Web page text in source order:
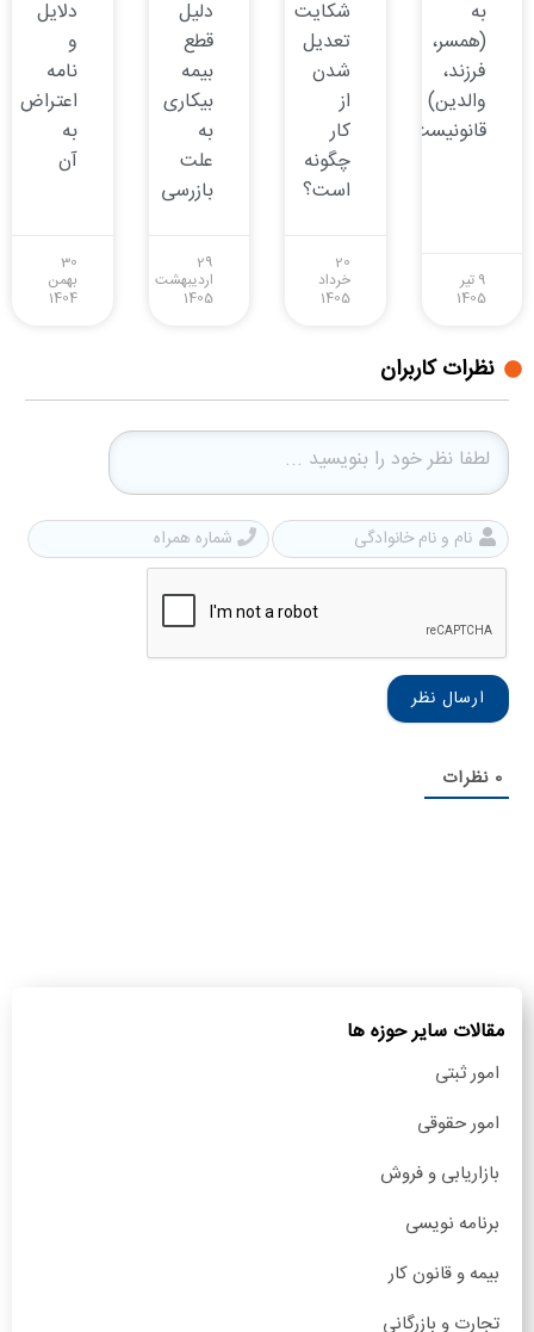
به
(همسر،
فرزند،
والدین)
قانونیست؟
9 تیر
1405
شکایت
تعدیل
شدن
از
کار
چگونه
است؟
20
خرداد
1405
دلیل
قطع
بیمه
بیکاری
به
علت
بازرسی
29
اردیبهشت
1405
دلایل
و
نامه
اعتراض
به
آن
30
بهمن
1404
نظرات کاربران
نام
و
نام
0 نظرات
مقالات سایر حوزه ها
امور ثبتی
امور حقوقی
بازاریابی و فروش
برنامه نویسی
بیمه و قانون کار
تجارت و بازرگانی